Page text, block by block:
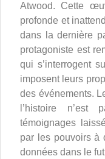
Atwood. Cette
profonde et
dans la dernière
protagoniste est
qui s’interrogent
imposent leurs
des événements.
l’histoire
témoignages
par les pouvoirs à
données dans le